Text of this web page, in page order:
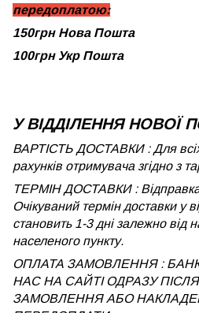
передоплатою:
150грн Нова Пошта
100грн Укр Пошта
У ВІДДІЛЕННЯ НОВОЇ
ВАРТІСТЬ ДОСТАВКИ : Для
рахунків отримувача згідно з
ТЕРМІН ДОСТАВКИ :
Очікуваний термін доставки у
становить 1-3 дні залежно від
населеного пункту.
ОПЛАТА ЗАМОВЛЕННЯ :
НАС НА САЙТІ ОДРАЗУ
ЗАМОВЛЕННЯ АБО